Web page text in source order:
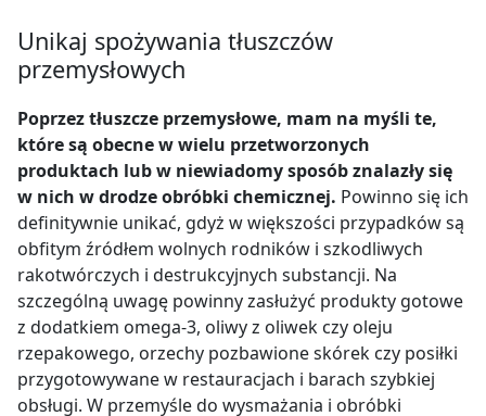
Unikaj spożywania tłuszczów
przemysłowych
Poprzez tłuszcze przemysłowe, mam na myśli te,
które są obecne w wielu przetworzonych
produktach lub w niewiadomy sposób znalazły się
w nich w drodze obróbki chemicznej. Powinno się ich
definitywnie unikać, gdyż w większości przypadków są
obfitym źródłem wolnych rodników i szkodliwych
rakotwórczych i destrukcyjnych substancji. Na
szczególną uwagę powinny zasłużyć produkty gotowe
z dodatkiem omega-3, oliwy z oliwek czy oleju
rzepakowego, orzechy pozbawione skórek czy posiłki
przygotowywane w restauracjach i barach szybkiej
obsługi. W przemyśle do wysmażania i obróbki